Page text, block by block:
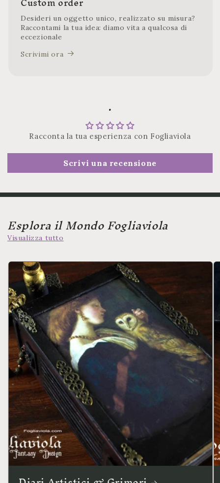
Desideri un oggetto unico, realizzato su misura?
Raccontami la tua idea: diamo vita a qualcosa di
eccezionale
Scrivimi ora
.
Racconta la tua esperienza con Fogliaviola
Scrivi una recensione
Esplora il Mondo Fogliaviola
Visualizza tutto